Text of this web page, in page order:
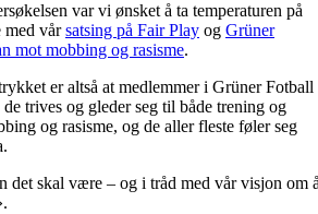
var vi ønsket å ta temperaturen på
med vårsatsing på Fair Play og Grüner
mot mobbing og rasisme.
er altså at medlemmer i Grüner Fotball
trives og gleder seg til både trening og
og rasisme, og de aller fleste føler seg
det skal være – og i tråd med vår visjon om